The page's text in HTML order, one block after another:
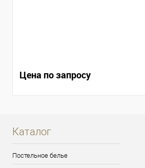
Цена по запросу
Каталог
Постельное белье